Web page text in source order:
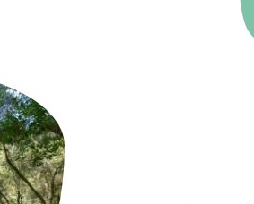
Agenda
Esdeveniments anteriors
Actualitat
Notícies